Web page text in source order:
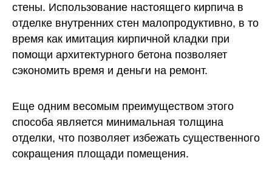
стены. Использование настоящего кирпича в
отделке внутренних стен малопродуктивно, в то
время как имитация кирпичной кладки при
помощи архитектурного бетона позволяет
сэкономить время и деньги на ремонт.
Еще одним весомым преимуществом этого
способа является минимальная толщина
отделки, что позволяет избежать существенного
сокращения площади помещения.